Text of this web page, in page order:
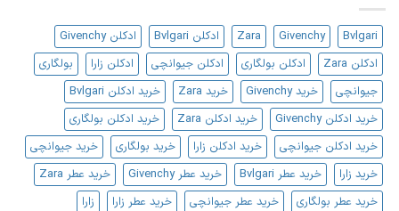
مردانه
Bvlgari
Givenchy
Zara ادکلن Bvlgari
ادکلن Givenchy
ادکلن Zara
ادکلن بولگاری ادکلن جیوانچی ادکلن زارا
بولگاری
جیوانچی
خرید Givenchy خرید Zara
خرید ادکلن Bvlgari
خرید ادکلن Givenchy
خرید ادکلن Zara
خرید ادکلن بولگاری
خرید ادکلن جیوانچی
خرید ادکلن زارا خرید بولگاری
خرید جیوانچی
خرید زارا
خرید عطر Bvlgari خرید عطر Givenchy
خرید عطر Zara
خرید عطر بولگاری
خرید عطر جیوانچی خرید عطر زارا
زارا